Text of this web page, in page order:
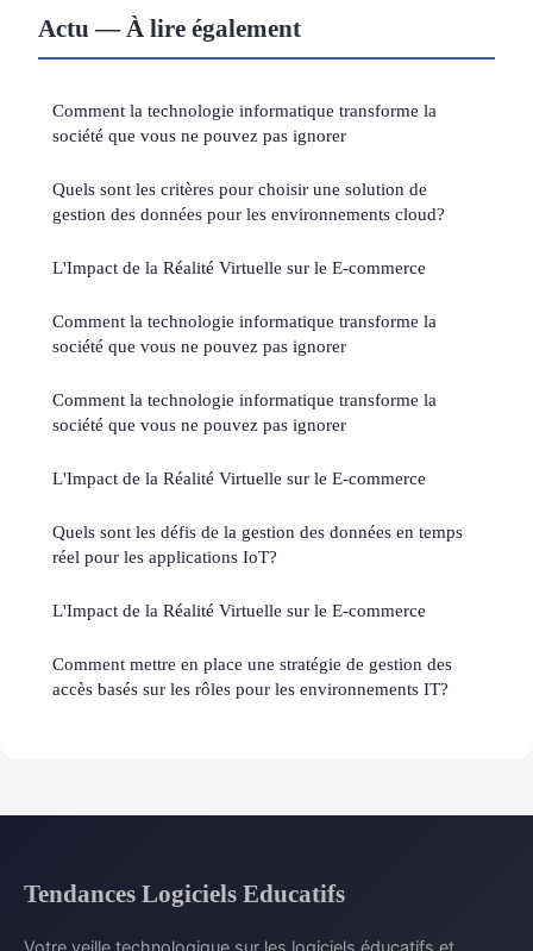
Actu — À lire également
Comment la technologie informatique transforme la
société que vous ne pouvez pas ignorer
Quels sont les critères pour choisir une solution de
gestion des données pour les environnements cloud?
L'Impact de la Réalité Virtuelle sur le E-commerce
Comment la technologie informatique transforme la
société que vous ne pouvez pas ignorer
Comment la technologie informatique transforme la
société que vous ne pouvez pas ignorer
L'Impact de la Réalité Virtuelle sur le E-commerce
Quels sont les défis de la gestion des données en temps
réel pour les applications IoT?
L'Impact de la Réalité Virtuelle sur le E-commerce
Comment mettre en place une stratégie de gestion des
accès basés sur les rôles pour les environnements IT?
Tendances Logiciels Educatifs
Votre veille technologique sur les logiciels éducatifs et